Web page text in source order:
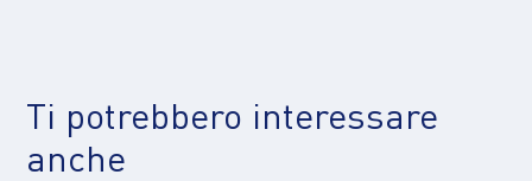
Ti potrebbero interessare
anche